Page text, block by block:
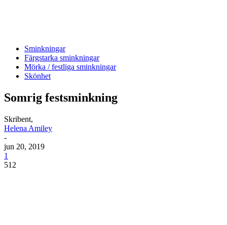
Sminkningar
Färgstarka sminkningar
Mörka / festliga sminkningar
Skönhet
Somrig festsminkning
Skribent,
Helena Amiley
-
jun 20, 2019
1
512